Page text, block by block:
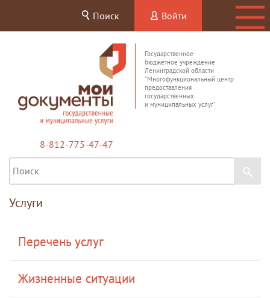
Поиск Войти
Государственное
бюджетное учреждение
Ленинградской области
"Многофункциональный центр
предоставления
государственных
и муниципальных услуг"
8-812-775-47-47
Услуги
Перечень услуг
Жизненные ситуации